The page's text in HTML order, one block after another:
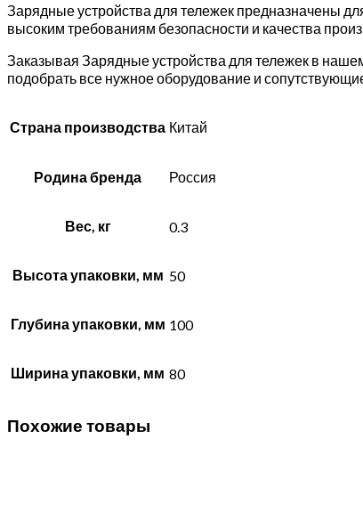
100~240V-
24/5A
board))
Зарядные устройства для тележек предназначены
высоким требованиям безопасности и качества
Заказывая Зарядные устройства для тележек в
подобрать все нужное оборудование и
Страна производства Китай
Родина бренда Россия
Вес, кг 0.3
Высота упаковки, мм 50
Глубина упаковки, мм 100
Ширина упаковки, мм 80
Похожие товары